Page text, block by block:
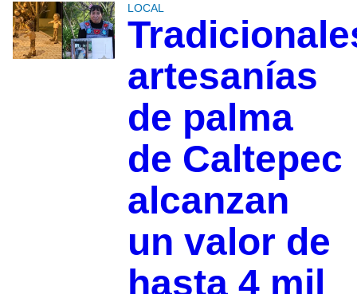
LOCAL
artesanías
de palma
de Caltepec
alcanzan
un valor de
hasta 4 mil